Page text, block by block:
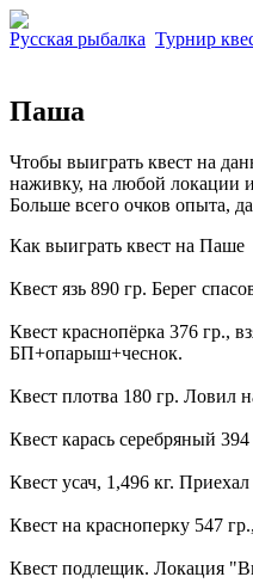
Русская рыбалка Турнир
Паша
Чтобы выиграть квест на
наживку, на любой локации
Больше всего очков опыта,
Как выиграть квест на Паше
Квест язь 890 гр. Берег
Квест краснопёрка 376 гр.,
БП+опарыш+чеснок.
Квест плотва 180 гр. Ловил
Квест карась серебряный
Квест усач, 1,496 кг.
Квест на красноперку 547
Квест подлещик. Локация